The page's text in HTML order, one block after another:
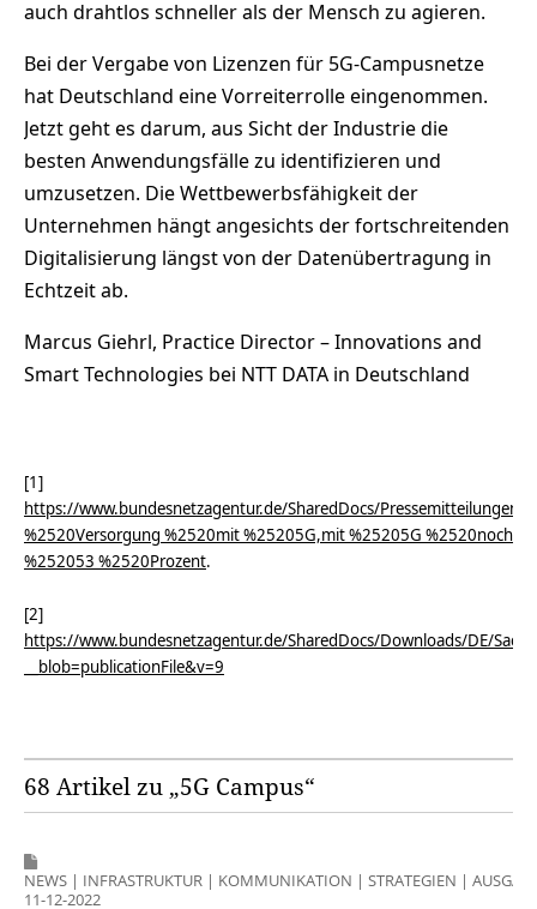
auch drahtlos schneller als der Mensch zu agieren.
Bei der Vergabe von Lizenzen für 5G-Campusnetze
hat Deutschland eine Vorreiterrolle eingenommen.
Jetzt geht es darum, aus Sicht der Industrie die
besten Anwendungsfälle zu identifizieren und
umzusetzen. Die Wettbewerbsfähigkeit der
Unternehmen hängt angesichts der fortschreitenden
Digitalisierung längst von der Datenübertragung in
Echtzeit ab.
Marcus Giehrl, Practice Director – Innovations and
Smart Technologies bei NTT DATA in Deutschland
[1]
https://www.bundesnetzagentur.de/SharedDocs/
%2520Versorgung %2520mit %25205G,mit %25205G %2520noch
%252053 %2520Prozent.
[2]
https://www.bundesnetzagentur.de/SharedDocs/Downloads/DE/
__blob=publicationFile&v=9
68 Artikel zu „5G Campus“
NEWS | INFRASTRUKTUR | KOMMUNIKATION | STRATEGIEN |
11-12-2022